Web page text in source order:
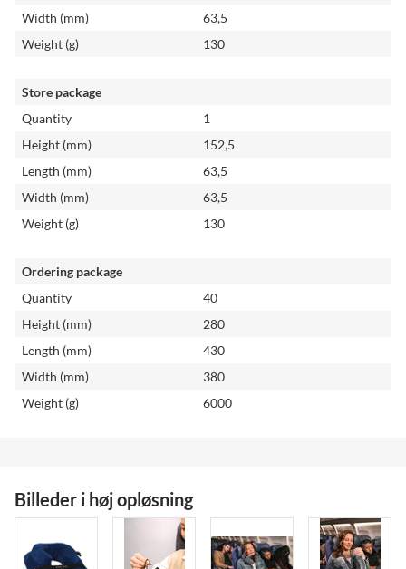
Width (mm)
63,5
Weight (g)
130
Store package
Quantity
1
Height (mm)
152,5
Length (mm)
63,5
Width (mm)
63,5
Weight (g)
130
Ordering package
Quantity
40
Height (mm)
280
Length (mm)
430
Width (mm)
380
Weight (g)
6000
Billeder i høj opløsning